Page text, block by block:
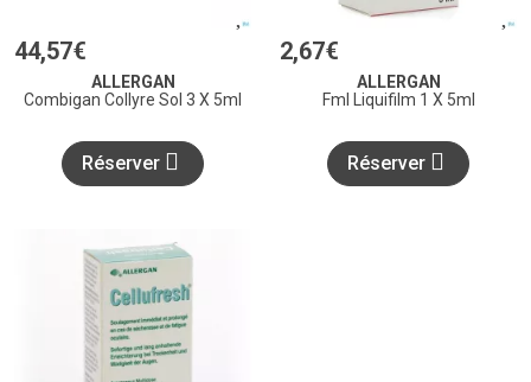
44,57€
ALLERGAN
Combigan Collyre Sol 3 X 5ml
Réserver
2,67€
ALLERGAN
Fml Liquifilm 1 X 5ml
Réserver